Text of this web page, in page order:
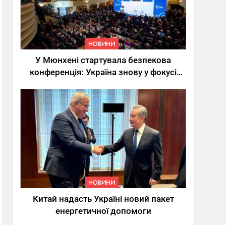
НОВИНИ
У Мюнхені стартувала безпекова
конференція: Україна знову у фокусі
НОВИНИ
Китай надасть Україні новий пакет
енергетичної допомоги
5
Трамп вимагає від
Зеленського активних
кроків у мирному
процесі
НОВИНИ
6
КМДА заявила про
параліч